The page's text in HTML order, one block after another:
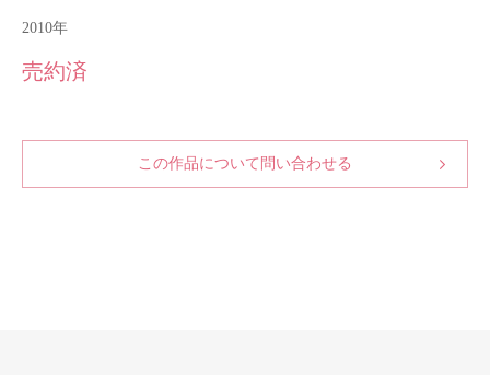
2010年
売約済
この作品について問い合わせる